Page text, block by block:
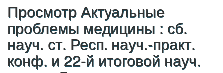
Просмотр Актуальные
проблемы медицины : сб.
науч. ст. Респ. науч.-практ.
конф. и 22-й итоговой науч.